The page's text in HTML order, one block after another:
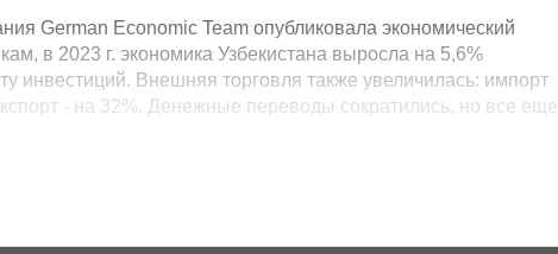
German Economic Team опубликовала экономический
в 2023 г. экономика Узбекистана выросла на 5,6%
инвестиций. Внешняя торговля также увеличилась: импорт
- на 32%. Денежные переводы сократились, но все еще